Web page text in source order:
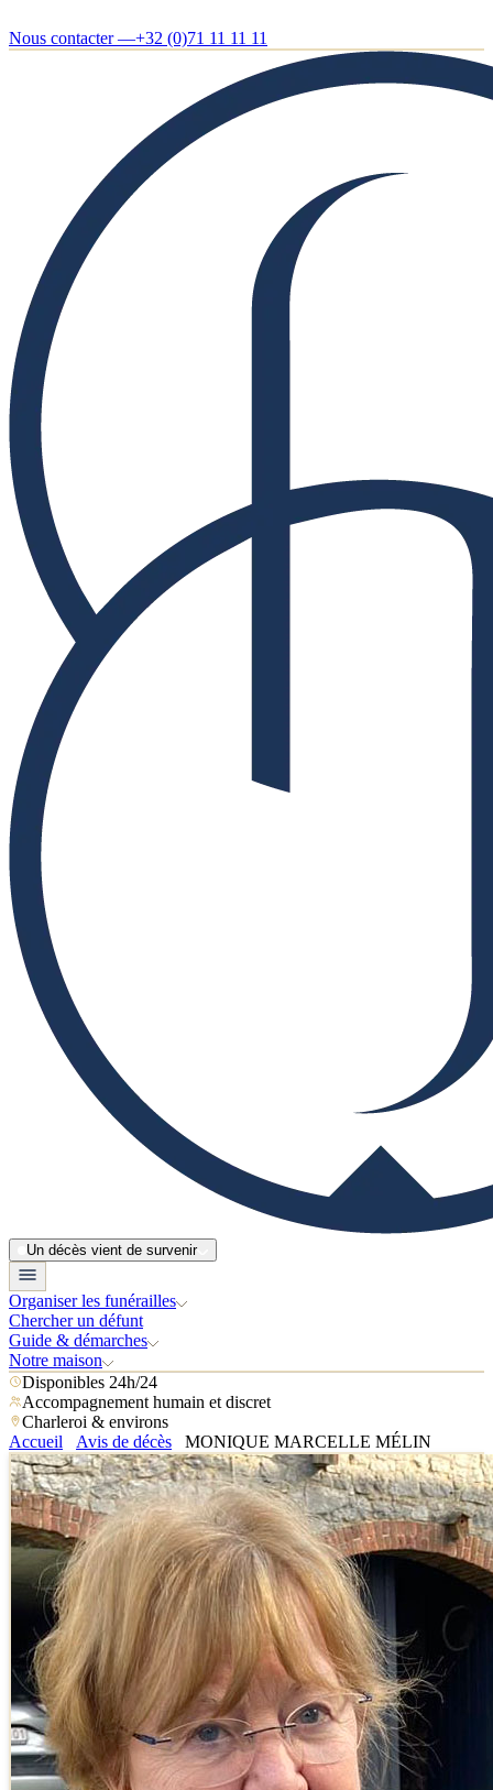
Nous contacter —+32 (0)71 11 11 11
Un décès vient de survenir
Organiser les funérailles
Chercher un défunt
Guide & démarches
Notre maison
Disponibles 24h/24
Accompagnement humain et discret
Charleroi & environs
Accueil
Avis de décès MONIQUE MARCELLE MÉLIN